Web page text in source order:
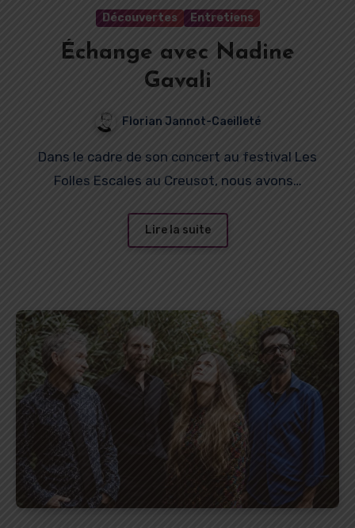
Découvertes Entretiens
Échange avec Nadine
Gavali
Florian Jannot-Caeilleté
Dans le cadre de son concert au festival Les
Folles Escales au Creusot, nous avons…
Lire la suite